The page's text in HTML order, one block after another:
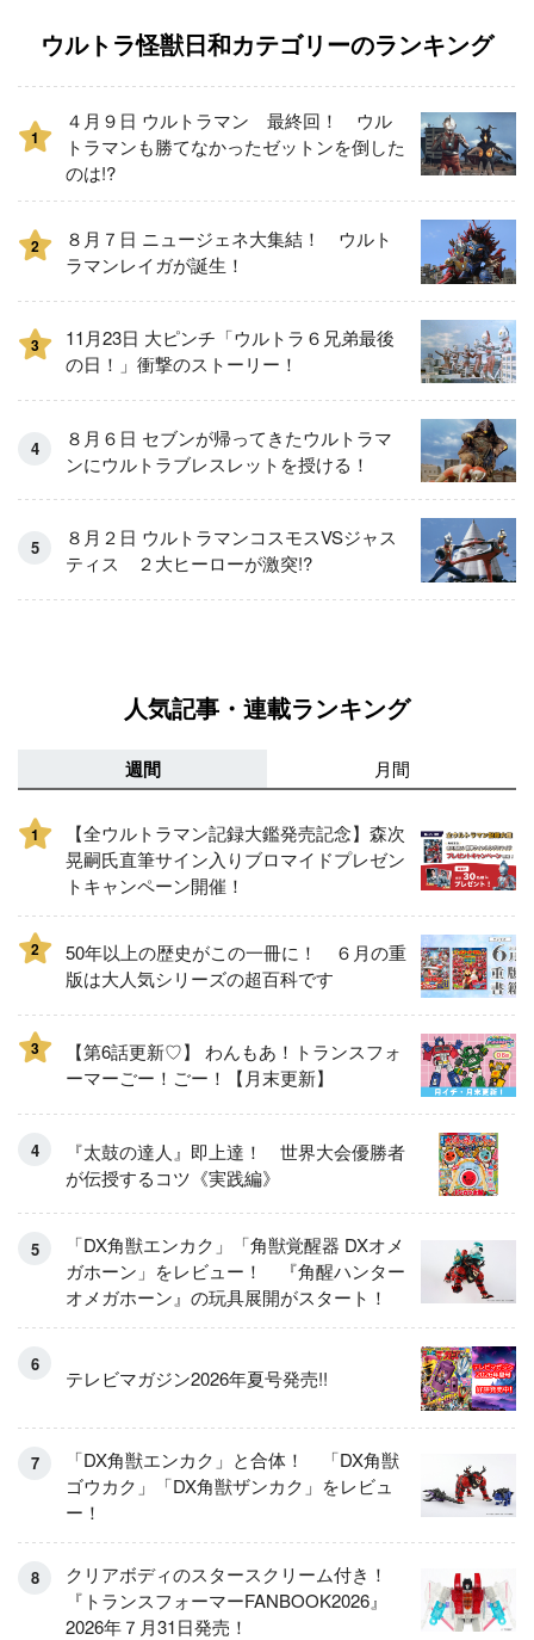
ウルトラ怪獣日和カテゴリーのランキング
1
４月９日 ウルトラマン 最終回！ ウル
トラマンも勝てなかったゼットンを倒した
のは!?
2
８月７日 ニュージェネ大集結！ ウルト
ラマンレイガが誕生！
3
11月23日 大ピンチ「ウルトラ６兄弟最後
の日！」衝撃のストーリー！
８月６日 セブンが帰ってきたウルトラマ
ンにウルトラブレスレットを授ける！
８月２日 ウルトラマンコスモスVSジャス
ティス ２大ヒーローが激突!?
人気記事・連載ランキング
週間 月間
1
【全ウルトラマン記録大鑑発売記念】森次
晃嗣氏直筆サイン入りブロマイドプレゼン
トキャンペーン開催！
2
50年以上の歴史がこの一冊に！ ６月の重
版は大人気シリーズの超百科です
3
【第6話更新♡】 わんもあ！トランスフォ
ーマーごー！ごー！【月末更新】
『太鼓の達人』即上達！ 世界大会優勝者
が伝授するコツ《実践編》
「DX角獣エンカク」「角獣覚醒器 DXオメ
ガホーン」をレビュー！ 『角醒ハンター
オメガホーン』の玩具展開がスタート！
テレビマガジン2026年夏号発売!!
「DX角獣エンカク」と合体！ 「DX角獣
ゴウカク」「DX角獣ザンカク」をレビュ
ー！
クリアボディのスタースクリーム付き！
『トランスフォーマーFANBOOK2026』
2026年７月31日発売！